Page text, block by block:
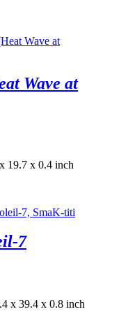
Wave at
19.7 x 0.4 inch
7
x 39.4 x 0.8 inch